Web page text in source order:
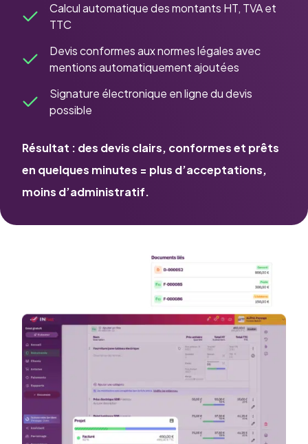
Calcul automatique des montants HT, TVA et
TTC
Devis conformes aux normes légales avec
mentions automatiquement ajoutées
Signature électronique en ligne du devis
possible
Résultat : des devis clairs, conformes et prêts
en quelques minutes = plus d’acceptations,
moins d’administratif.